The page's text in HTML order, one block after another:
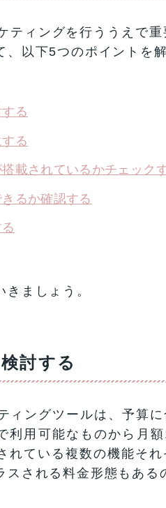
ティングを行ううえで
、以下5つのポイントを解
る
る
載されているかチェック
るか確認する
ましょう。
討する
ィングツールは、予算
利用可能なものから月
れている複数の機能そ
される料金形態もある